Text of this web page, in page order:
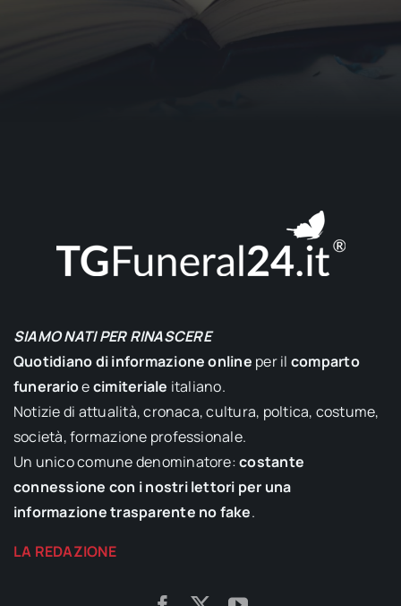
SIAMO NATI PER RINASCERE
Quotidiano di informazione online per il comparto
funerarioecimiteriale italiano.
Notizie di attualità, cronaca, cultura, poltica, costume,
società, formazione professionale.
Un unico comune denominatore:costante
connessione con i nostri lettori per una
informazione trasparente no fake.
LA REDAZIONE